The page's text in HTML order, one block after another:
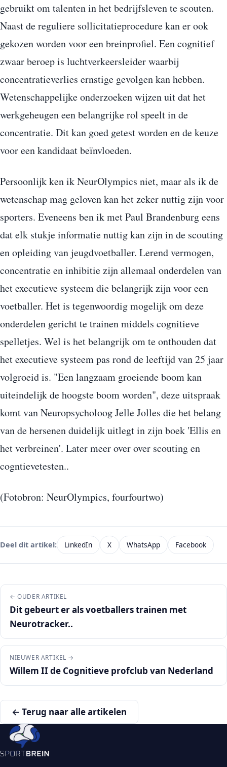
gebruikt om talenten in het bedrijfsleven te scouten.
Naast de reguliere sollicitatieprocedure kan er ook
gekozen worden voor een breinprofiel. Een cognitief
zwaar beroep is luchtverkeersleider waarbij
concentratieverlies ernstige gevolgen kan hebben.
Wetenschappelijke onderzoeken wijzen uit dat het
werkgeheugen een belangrijke rol speelt in de
concentratie. Dit kan goed getest worden en de keuze
voor een kandidaat beïnvloeden.
Persoonlijk ken ik NeurOlympics niet, maar als ik de
wetenschap mag geloven kan het zeker nuttig zijn voor
sporters. Eveneens ben ik met Paul Brandenburg eens
dat elk stukje informatie nuttig kan zijn in de scouting
en opleiding van jeugdvoetballer. Lerend vermogen,
concentratie en inhibitie zijn allemaal onderdelen van
het executieve systeem die belangrijk zijn voor een
voetballer. Het is tegenwoordig mogelijk om deze
onderdelen gericht te trainen middels cognitieve
spelletjes. Wel is het belangrijk om te onthouden dat
het executieve systeem pas rond de leeftijd van 25 jaar
volgroeid is. "Een langzaam groeiende boom kan
uiteindelijk de hoogste boom worden", deze uitspraak
komt van Neuropsycholoog Jelle Jolles die het belang
van de hersenen duidelijk uitlegt in zijn boek 'Ellis en
het verbreinen'. Later meer over over scouting en
cogntievetesten..
(Fotobron: NeurOlympics, fourfourtwo)
Deel dit artikel: LinkedIn X WhatsApp Facebook
← OUDER ARTIKEL
Dit gebeurt er als voetballers trainen met
Neurotracker..
NIEUWER ARTIKEL →
Willem II de Cognitieve profclub van Nederland
← Terug naar alle artikelen